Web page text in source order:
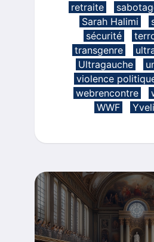
retraite
Sarah Halimi
sécurité
transgenre
Ultragauche
violence
webrencontre
WWF